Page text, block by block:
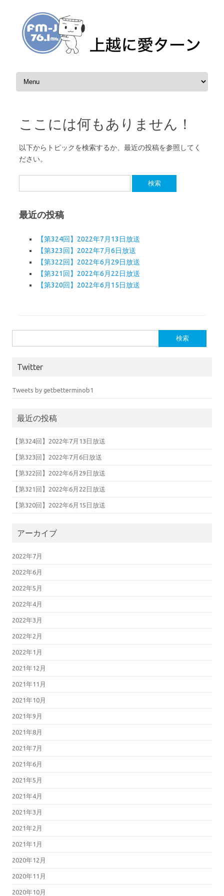
コンテンツへスキップ
ここには何もありません！
以下からトピックを検索するか、最近の投稿を参照してく
ださい。
最近の投稿
【第324回】2022年7月13日放送
【第323回】2022年7月6日放送
【第322回】2022年6月29日放送
【第321回】2022年6月22日放送
【第320回】2022年6月15日放送
Twitter
Tweets by getbetterminob1
最近の投稿
【第324回】2022年7月13日放送
【第323回】2022年7月6日放送
【第322回】2022年6月29日放送
【第321回】2022年6月22日放送
【第320回】2022年6月15日放送
アーカイブ
2022年7月
2022年6月
2022年5月
2022年4月
2022年3月
2022年2月
2022年1月
2021年12月
2021年11月
2021年10月
2021年9月
2021年8月
2021年7月
2021年6月
2021年5月
2021年4月
2021年3月
2021年2月
2021年1月
2020年12月
2020年11月
2020年10月